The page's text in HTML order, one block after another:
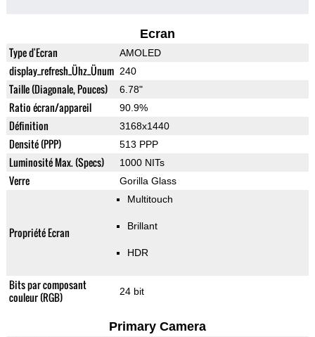
Ecran
Type d'Ecran AMOLED
display_refresh_Ühz_Ünum 240
Taille (Diagonale, Pouces) 6.78"
Ratio écran/appareil 90.9%
Définition 3168x1440
Densité (PPP) 513 PPP
Luminosité Max. (Specs) 1000 NITs
Verre Gorilla Glass
Propriété Ecran
Multitouch
Brillant
HDR
Bits par composant
couleur (RGB)
24 bit
Primary Camera